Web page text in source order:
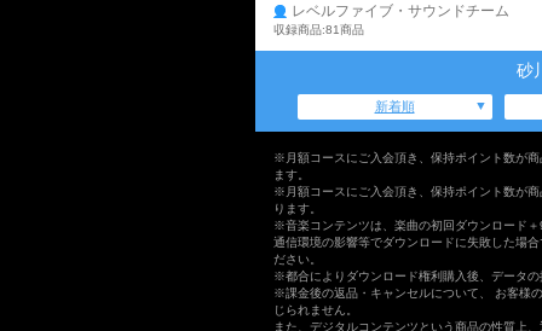
レベルファイブ・サウンドチーム
収録商品:81商品
砂
新着順
※月額コースにご入会頂き、保持ポイント数が
ます。
※月額コースにご入会頂き、保持ポイント数が
ります。
※音楽コンテンツは、楽曲の初回ダウンロード
通信環境の影響等でダウンロードに失敗した場
ださい。
※都合によりダウンロード権利購入後、データ
※課金後の返品・キャンセルについて、 お客様
じられません。
また、デジタルコンテンツという商品の性質上